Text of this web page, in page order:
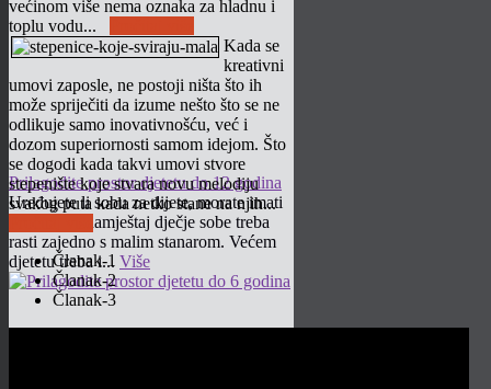
Prilagodite prostor djetetu do 12 godina
Uređujete li sobu za dijete, morate imati
na umu da namještaj dječje sobe treba
rasti zajedno s malim stanarom. Većem
djetetu treba i... Više
većinom više nema oznaka za hladnu i
toplu vodu...
Kada se
kreativni
umovi zaposle, ne postoji ništa što ih
može spriječiti da izume nešto što se ne
odlikuje samo inovativnošću, već i
dozom superiornosti samom idejom. Što
se dogodi kada takvi umovi stvore
stepenište koje stvara novu melodiju
svakog puta kada netko stane na njih...
Članak-1
Članak-2
Članak-3